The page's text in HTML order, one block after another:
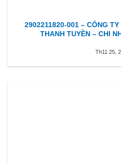
2902211820-001 – CÔNG
THANH TUYỀN – CHI
Th11 25,